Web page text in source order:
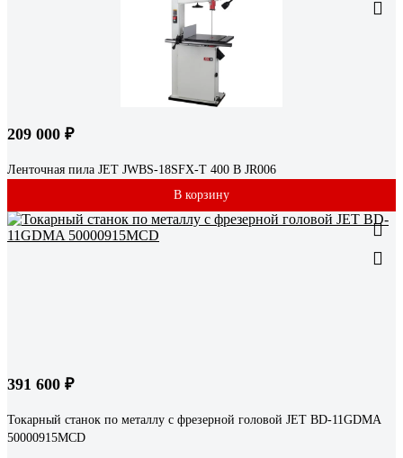
209 000 ₽
Ленточная пила JET JWBS-18SFX-T 400 В JR006
В корзину
391 600 ₽
Токарный станок по металлу с фрезерной головой JET BD-11GDMA
50000915MCD